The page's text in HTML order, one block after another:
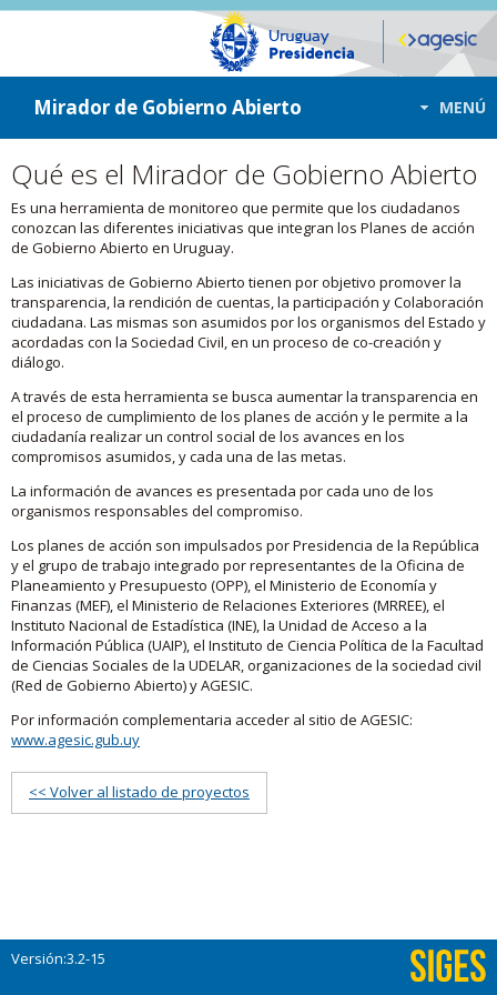
ir a contenido
ir al menú
Mirador de Gobierno Abierto MENÚ
Qué es el Mirador de Gobierno Abierto
Es una herramienta de monitoreo que permite que los ciudadanos
conozcan las diferentes iniciativas que integran los Planes de acción
de Gobierno Abierto en Uruguay.
Las iniciativas de Gobierno Abierto tienen por objetivo promover la
transparencia, la rendición de cuentas, la participación y Colaboración
ciudadana. Las mismas son asumidos por los organismos del Estado y
acordadas con la Sociedad Civil, en un proceso de co-creación y
diálogo.
A través de esta herramienta se busca aumentar la transparencia en
el proceso de cumplimiento de los planes de acción y le permite a la
ciudadanía realizar un control social de los avances en los
compromisos asumidos, y cada una de las metas.
La información de avances es presentada por cada uno de los
organismos responsables del compromiso.
Los planes de acción son impulsados por Presidencia de la República
y el grupo de trabajo integrado por representantes de la Oficina de
Planeamiento y Presupuesto (OPP), el Ministerio de Economía y
Finanzas (MEF), el Ministerio de Relaciones Exteriores (MRREE), el
Instituto Nacional de Estadística (INE), la Unidad de Acceso a la
Información Pública (UAIP), el Instituto de Ciencia Política de la Facultad
de Ciencias Sociales de la UDELAR, organizaciones de la sociedad civil
(Red de Gobierno Abierto) y AGESIC.
Por información complementaria acceder al sitio de AGESIC:
www.agesic.gub.uy
<< Volver al listado de proyectos
Versión:3.2-15